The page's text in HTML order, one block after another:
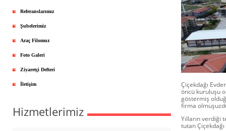
Referanslarımız
Şubelerimiz
Araç Filomuz
Foto Galeri
Ziyaretçi Defteri
İletişim
Hizmetlerimiz
Çiçekdağı
öncü kuruluşu
göstermiş
firma
Yılların
tutan